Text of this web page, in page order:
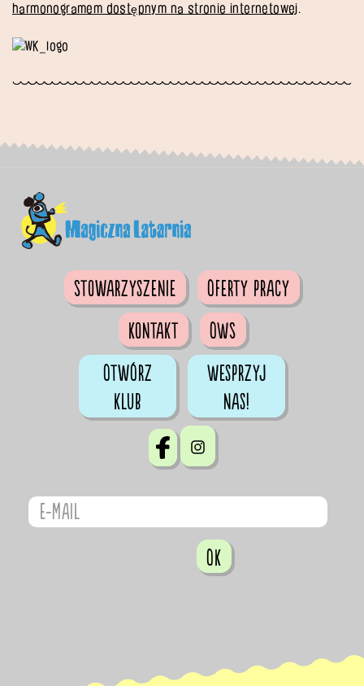
harmonogramem dostępnym na stronie internetowej.
Stowarzyszenie
Oferty pracy
Kontakt
OWS
Otwórz
klub
Wesprzyj
nas!
OK